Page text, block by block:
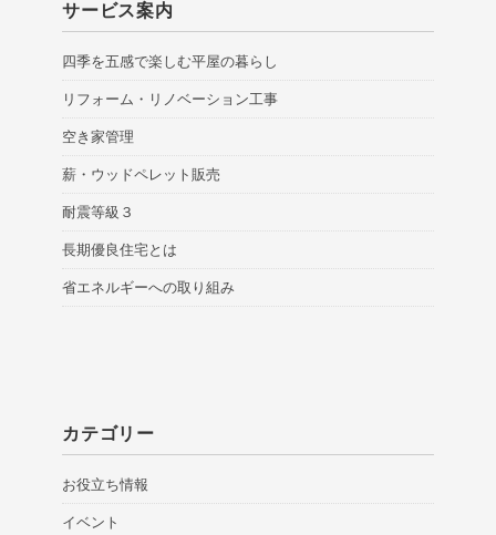
サービス案内
四季を五感で楽しむ平屋の暮らし
リフォーム・リノベーション工事
空き家管理
薪・ウッドペレット販売
耐震等級３
長期優良住宅とは
省エネルギーへの取り組み
カテゴリー
お役立ち情報
イベント